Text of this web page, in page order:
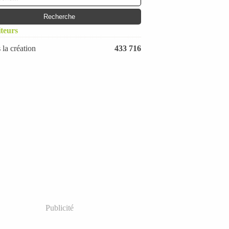
Janvier(20)
la création 433 716
Publicité